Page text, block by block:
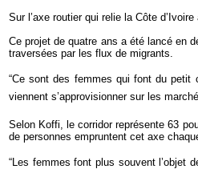
Sur l’axe routier qui relie la Côte
Ce projet de quatre ans a été lancé en
traversées par les flux de migrants.
“Ce sont des femmes qui font du petit
viennent s’approvisionner sur les
Selon Koffi, le corridor représente 63
de personnes empruntent cet axe
“Les femmes font plus souvent l’objet